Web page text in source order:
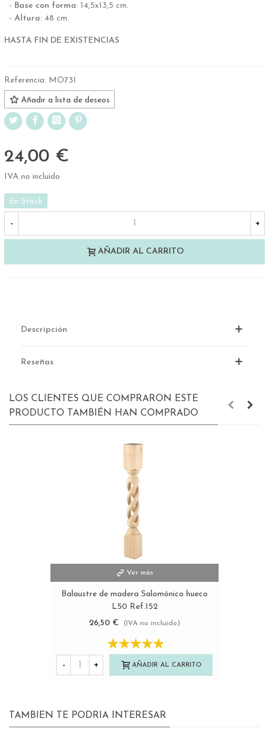
- Base con forma: 14,5x13,5 cm.
- Altura: 48 cm.
HASTA FIN DE EXISTENCIAS
Referencia: MO731
Añadir a lista de deseos
24,00 €
IVA no incluído
En Stock
- +
AÑADIR AL CARRITO
Descripción
Reseñas
LOS CLIENTES QUE COMPRARON ESTE
PRODUCTO TAMBIÉN HAN COMPRADO
Ver más
Balaustre de madera Salomónico hueco
L50 Ref.152
26,50 €
(IVA no incluido)
- + AÑADIR AL CARRITO
TAMBIEN TE PODRIA INTERESAR